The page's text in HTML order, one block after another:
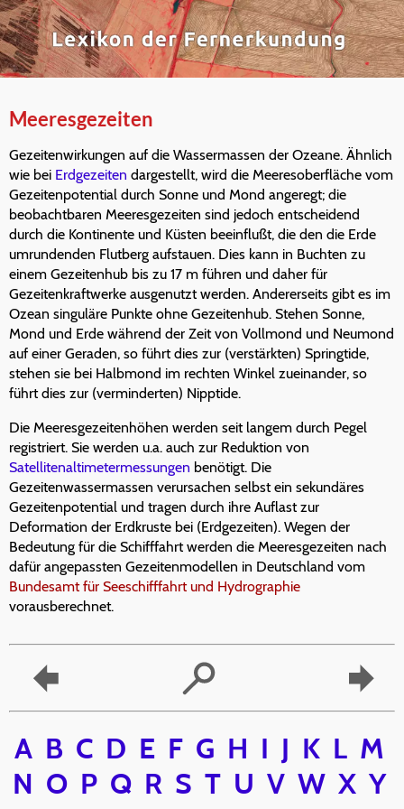
Meeresgezeiten
Gezeitenwirkungen auf die Wassermassen der Ozeane. Ähnlich
wie bei Erdgezeiten dargestellt, wird die Meeresoberfläche vom
Gezeitenpotential durch Sonne und Mond angeregt; die
beobachtbaren Meeresgezeiten sind jedoch entscheidend
durch die Kontinente und Küsten beeinflußt, die den die Erde
umrundenden Flutberg aufstauen. Dies kann in Buchten zu
einem Gezeitenhub bis zu 17 m führen und daher für
Gezeitenkraftwerke ausgenutzt werden. Andererseits gibt es im
Ozean singuläre Punkte ohne Gezeitenhub. Stehen Sonne,
Mond und Erde während der Zeit von Vollmond und Neumond
auf einer Geraden, so führt dies zur (verstärkten) Springtide,
stehen sie bei Halbmond im rechten Winkel zueinander, so
führt dies zur (verminderten) Nipptide.
Die Meeresgezeitenhöhen werden seit langem durch Pegel
registriert. Sie werden u.a. auch zur Reduktion von
Satellitenaltimetermessungen benötigt. Die
Gezeitenwassermassen verursachen selbst ein sekundäres
Gezeitenpotential und tragen durch ihre Auflast zur
Deformation der Erdkruste bei (Erdgezeiten). Wegen der
Bedeutung für die Schifffahrt werden die Meeresgezeiten nach
dafür angepassten Gezeitenmodellen in Deutschland vom
Bundesamt für Seeschifffahrt und Hydrographie
vorausberechnet.
A B C D E F G H I J K L M
N O P Q R S T U V W X Y